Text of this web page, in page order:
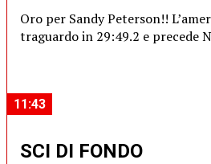
Oro per Sandy Peterson!!
traguardo in 29:49.2 e precede
11:43
SCI DI FONDO